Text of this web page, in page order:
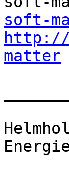
soft-
matter
Energie